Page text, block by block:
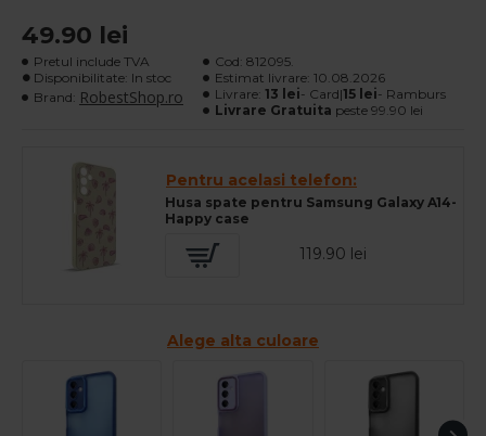
49.90 lei
Pretul include TVA
Disponibilitate: In stoc
Brand: RobestShop.ro
Cod: 812095.
Estimat livrare: 10.08.2026
Livrare: 13 lei- Card|15 lei- Ramburs
Livrare Gratuita peste 99.90 lei
Pentru acelasi telefon:
Husa spate pentru Samsung Galaxy A14-
Happy case
119.90 lei
Alege alta culoare